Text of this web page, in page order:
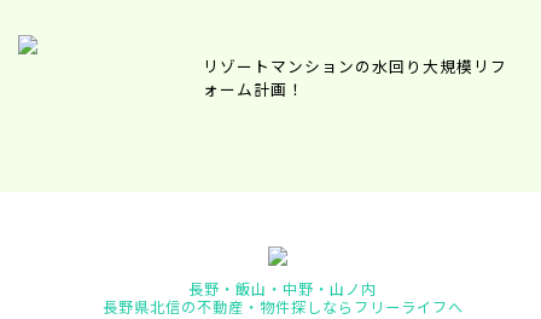
リゾートマンションの水回り大規模リフ
ォーム計画！
長野・飯山・中野・山ノ内
長野県北信の不動産・物件探しならフリーライフへ